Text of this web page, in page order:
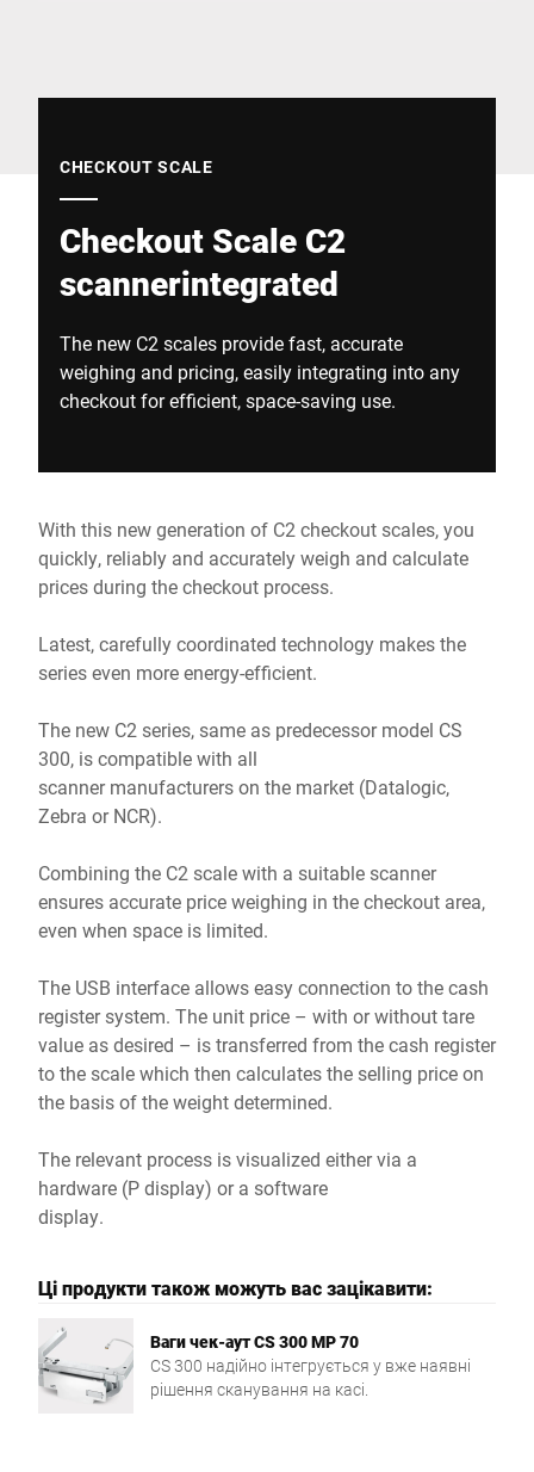
CHECKOUT SCALE
Checkout Scale C2
scannerintegrated
The new C2 scales provide fast, accurate
weighing and pricing, easily integrating into any
checkout for efficient, space-saving use.
With this new generation of C2 checkout scales, you
quickly, reliably and accurately weigh and calculate
prices during the checkout process.
Latest, carefully coordinated technology makes the
series even more energy-efficient.
The new C2 series, same as predecessor model CS
300, is compatible with all
scanner manufacturers on the market (Datalogic,
Zebra or NCR).
Combining the C2 scale with a suitable scanner
ensures accurate price weighing in the checkout area,
even when space is limited.
The USB interface allows easy connection to the cash
register system. The unit price – with or without tare
value as desired – is transferred from the cash register
to the scale which then calculates the selling price on
the basis of the weight determined.
The relevant process is visualized either via a
hardware (P display) or a software
display.
Ці продукти також можуть вас зацікавити:
Ваги чек-аут CS 300 MP 70
CS 300 надійно інтегрується у вже наявні
рішення сканування на касі.